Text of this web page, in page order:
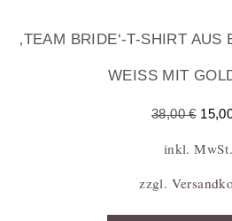
‚TEAM BRIDE‘-T-SHIRT
WEISS MIT
38,00€
inkl. MwSt.
zzgl.